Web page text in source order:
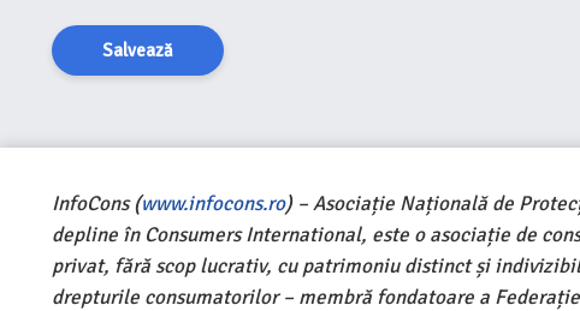
Salvează
InfoCons (www.infocons.ro) – Asociație Națională de
depline în Consumers International, este o asociație de
privat, fără scop lucrativ, cu patrimoniu distinct și
drepturile consumatorilor – membră fondatoare a